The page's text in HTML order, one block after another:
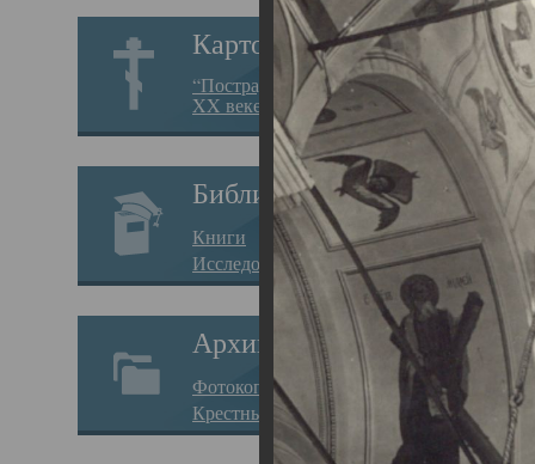
Картотека
“Пострадавшие за веру в
XX веке на Севере”
Библиотека
Книги
Исследования
Архив
Фотокопии дел
Крестные ходы